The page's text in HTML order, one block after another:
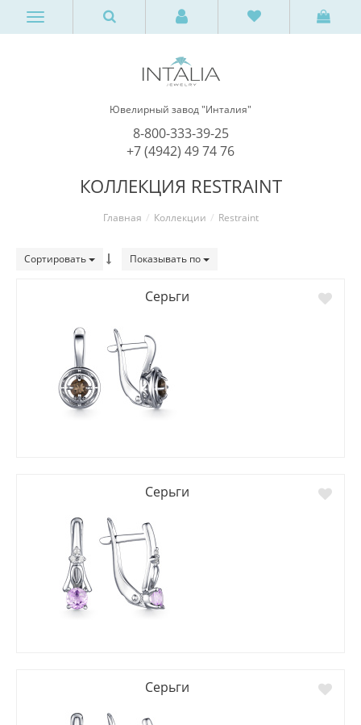
Ювелирный завод "Инталия"
8-800-333-39-25
+7 (4942) 49 74 76
КОЛЛЕКЦИЯ RESTRAINT
Главная Коллекции Restraint
Сортировать Показывать по
Серьги
Серьги
Серьги